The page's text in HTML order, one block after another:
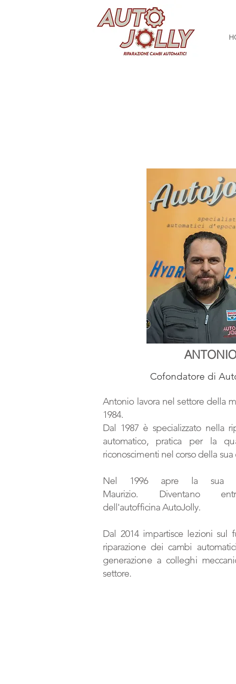
Cofondatore di
Antonio lavora nel settore della
1984.
Dal 1987 è specializzato nella
automatico, pratica per la
riconoscimenti nel corso della sua
Nel 1996 apre la sua
Maurizio. Diventano
dell'autofficina AutoJolly.
Dal 2014 impartisce lezioni sul
riparazione dei cambi
generazione a colleghi
settore.